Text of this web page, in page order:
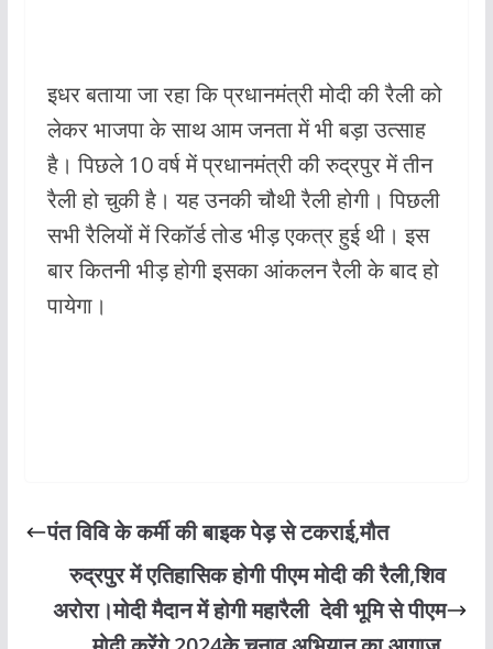
इधर बताया जा रहा कि प्रधानमंत्री मोदी की रैली को
लेकर भाजपा के साथ आम जनता में भी बड़ा उत्साह
है। पिछले 10 वर्ष में प्रधानमंत्री की रुद्रपुर में तीन
रैली हो चुकी है। यह उनकी चौथी रैली होगी। पिछली
सभी रैलियों में रिकॉर्ड तोड भीड़ एकत्र हुई थी। इस
बार कितनी भीड़ होगी इसका आंकलन रैली के बाद हो
पायेगा।
पंत विवि के कर्मी की बाइक पेड़ से टकराई,मौत
रुद्रपुर में एतिहासिक होगी पीएम मोदी की रैली,शिव
अरोरा।मोदी मैदान में होगी महारैली देवी भूमि से पीएम